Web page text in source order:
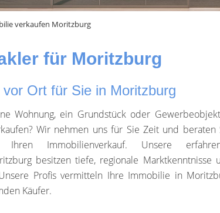
verkaufen Moritzburg
für Moritzburg
Ort für Sie in Moritzburg
Wohnung, ein Grundstück oder
Wir nehmen uns für Sie Zeit und beraten
Immobilienverkauf. Unsere
besitzen tiefe, regionale Marktkenntnisse
Profis vermitteln Ihre Immobilie in
Käufer.